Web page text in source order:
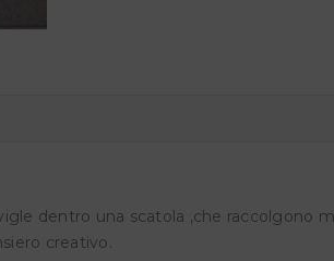
dentro una scatola ,che raccolgono
creativo.